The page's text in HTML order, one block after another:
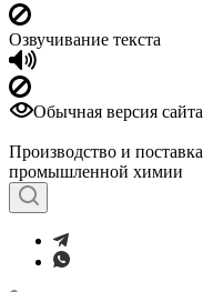
Озвучивание текста
Обычная версия сайта
Производство и поставка
промышленной химии